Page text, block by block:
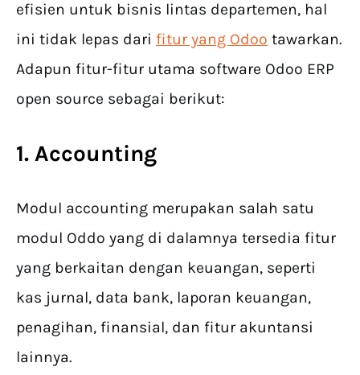
efisien untuk bisnis lintas departemen, hal
ini tidak lepas dari fitur yang Odoo tawarkan.
Adapun fitur-fitur utama software Odoo ERP
open source sebagai berikut:
1. Accounting
Modul accounting merupakan salah satu
modul Oddo yang di dalamnya tersedia fitur
yang berkaitan dengan keuangan, seperti
kas jurnal, data bank, laporan keuangan,
penagihan, finansial, dan fitur akuntansi
lainnya.